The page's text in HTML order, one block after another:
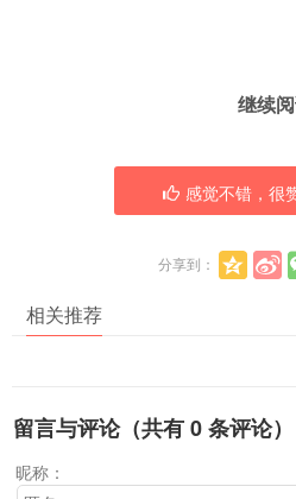
继续阅
感觉不错，很
分享到：
相关推荐
留言与评论（共有0条评论）
昵称：